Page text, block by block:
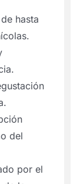
hasta
del
por el